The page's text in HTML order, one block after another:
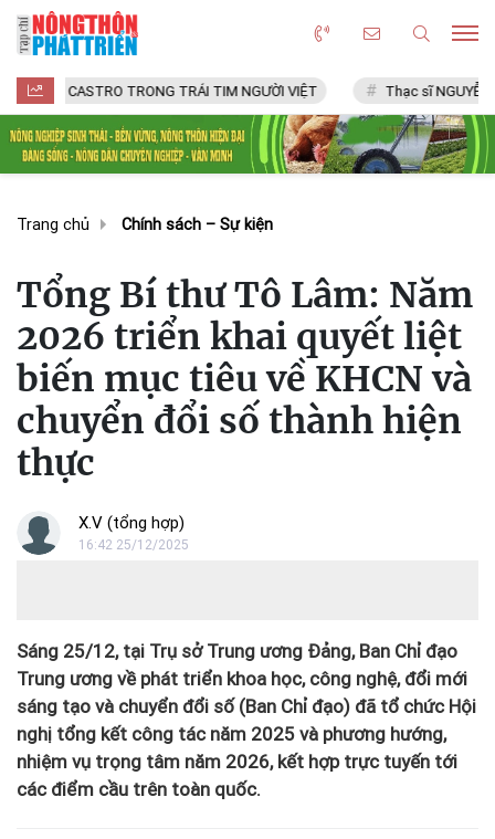
TRONG TRÁI TIM NGƯỜI VIỆT Thạc sĩ NGUYỄN VĂN CHÍ
Trang chủ Chính sách – Sự kiện
Tổng Bí thư Tô Lâm: Năm
2026 triển khai quyết liệt
biến mục tiêu về KHCN và
chuyển đổi số thành hiện
thực
X.V (tổng hợp)
16:42 25/12/2025
Sáng 25/12, tại Trụ sở Trung ương Đảng, Ban Chỉ đạo
Trung ương về phát triển khoa học, công nghệ, đổi mới
sáng tạo và chuyển đổi số (Ban Chỉ đạo) đã tổ chức Hội
nghị tổng kết công tác năm 2025 và phương hướng,
nhiệm vụ trọng tâm năm 2026, kết hợp trực tuyến tới
các điểm cầu trên toàn quốc.